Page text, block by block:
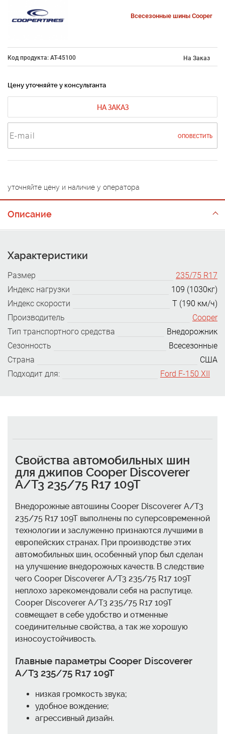
Всесезонные шины Cooper
Код продукта: AT-45100 На Заказ
Цену уточняйте у консультанта
НА ЗАКАЗ
ОПОВЕСТИТЬ
уточняйте цену и наличие у оператора
Описание
Характеристики
Размер
235/75 R17
Индекс нагрузки
109 (1030кг)
Индекс скорости
T (190 км/ч)
Производитель
Cooper
Тип транспортного средства
Внедорожник
Сезонность
Всесезонные
Страна
США
Подходит для:
Ford F-150 XII
Свойства автомобильных шин
для джипов Cooper Discoverer
A/T3 235/75 R17 109T
Внедорожные автошины Cooper Discoverer A/T3
235/75 R17 109T выполнены по суперсовременной
технологии и заслуженно признаются лучшими в
европейских странах. При производстве этих
автомобильных шин, особенный упор был сделан
на улучшение внедорожных качеств. В следствие
чего Cooper Discoverer A/T3 235/75 R17 109T
неплохо зарекомендовали себя на распутице.
Cooper Discoverer A/T3 235/75 R17 109T
совмещает в себе удобство и отменные
соединительные свойства, а так же хорошую
износоустойчивость.
Главные параметры Cooper Discoverer
A/T3 235/75 R17 109T
низкая громкость звука;
удобное вождение;
агрессивный дизайн.